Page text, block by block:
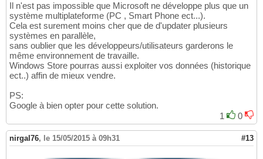
Il n'est pas impossible que Microsoft ne développe plus que un
système multiplateforme (PC , Smart Phone ect...).
Cela est surement moins cher que de d'updater plusieurs
systèmes en parallèle,
sans oublier que les développeurs/utilisateurs garderons le
même environnement de travaille.
Windows Store pourras aussi exploiter vos données (historique
ect..) affin de mieux vendre.
PS:
Google à bien opter pour cette solution.
1
0
nirgal76, le 15/05/2015 à 09h31 #13